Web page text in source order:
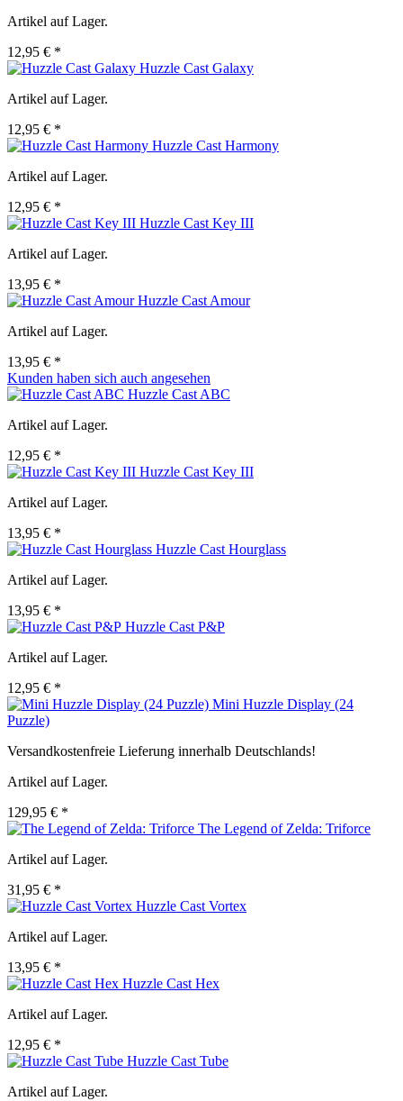
Artikel auf Lager.
12,95 € *
Huzzle Cast Galaxy
Artikel auf Lager.
12,95 € *
Huzzle Cast Harmony
Artikel auf Lager.
12,95 € *
Huzzle Cast Key III
Artikel auf Lager.
13,95 € *
Huzzle Cast Amour
Artikel auf Lager.
13,95 € *
Kunden haben sich auch angesehen
Huzzle Cast ABC
Artikel auf Lager.
12,95 € *
Huzzle Cast Key III
Artikel auf Lager.
13,95 € *
Huzzle Cast Hourglass
Artikel auf Lager.
13,95 € *
Huzzle Cast P&P
Artikel auf Lager.
12,95 € *
Mini Huzzle Display (24
Puzzle)
Versandkostenfreie Lieferung innerhalb Deutschlands!
Artikel auf Lager.
129,95 € *
The Legend of Zelda: Triforce
Artikel auf Lager.
31,95 € *
Huzzle Cast Vortex
Artikel auf Lager.
13,95 € *
Huzzle Cast Hex
Artikel auf Lager.
12,95 € *
Huzzle Cast Tube
Artikel auf Lager.